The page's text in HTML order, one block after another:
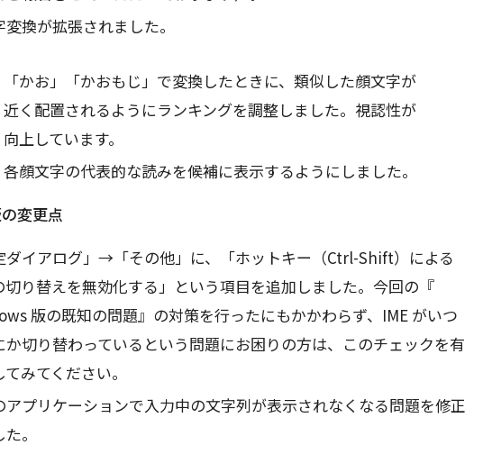
変換が拡張されました。
「かお」「かおもじ」で変換したときに、類似した顔文字が
近く配置されるようにランキングを調整しました。視認性が
向上しています。
各顔文字の代表的な読みを候補に表示するようにしました。
変更点
ダイアログ」→「その他」に、「ホットキー（Ctrl-Shift）による
切り替えを無効化する」という項目を追加しました。今回の『
版の既知の問題』の対策を行ったにもかかわらず、IME がいつ
か切り替わっているという問題にお困りの方は、このチェックを有
みてください。
アプリケーションで入力中の文字列が表示されなくなる問題を修正
。